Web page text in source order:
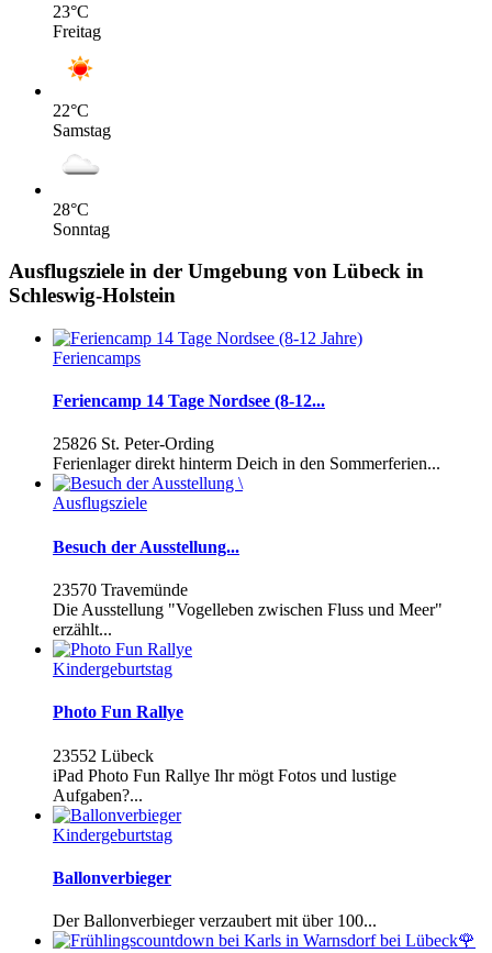
23°C
Freitag
22°C
Samstag
28°C
Sonntag
Ausflugsziele in der Umgebung von Lübeck in
Schleswig-Holstein
Feriencamps
Feriencamp 14 Tage Nordsee (8-12...
25826 St. Peter-Ording
Ferienlager direkt hinterm Deich in den Sommerferien...
Ausflugsziele
Besuch der Ausstellung...
23570 Travemünde
Die Ausstellung "Vogelleben zwischen Fluss und Meer"
erzählt...
Kindergeburtstag
Photo Fun Rallye
23552 Lübeck
iPad Photo Fun Rallye Ihr mögt Fotos und lustige
Aufgaben?...
Kindergeburtstag
Ballonverbieger
Der Ballonverbieger verzaubert mit über 100...